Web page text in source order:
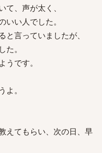
、声が太く、
い人でした。
言っていましたが、
。
です。
。
えてもらい、次の日、早